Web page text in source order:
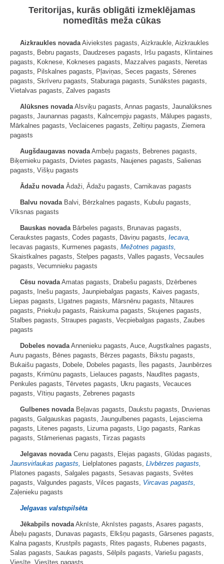
Teritorijas, kurās obligāti izmeklējamas
nomedītās meža cūkas
Aizkraukles novada Aiviekstes pagasts, Aizkraukle, Aizkraukles
pagasts, Bebru pagasts, Daudzeses pagasts, Iršu pagasts, Klintaines
pagasts, Koknese, Kokneses pagasts, Mazzalves pagasts, Neretas
pagasts, Pilskalnes pagasts, Pļaviņas, Seces pagasts, Sērenes
pagasts, Skrīveru pagasts, Staburaga pagasts, Sunākstes pagasts,
Vietalvas pagasts, Zalves pagasts
Alūksnes novada Alsviķu pagasts, Annas pagasts, Jaunalūksnes
pagasts, Jaunannas pagasts, Kalncempju pagasts, Mālupes pagasts,
Mārkalnes pagasts, Veclaicenes pagasts, Zeltiņu pagasts, Ziemera
pagasts
Augšdaugavas novada Ambeļu pagasts, Bebrenes pagasts,
Biķernieku pagasts, Dvietes pagasts, Naujenes pagasts, Salienas
pagasts, Višķu pagasts
Ādažu novada Ādaži, Ādažu pagasts, Carnikavas pagasts
Balvu novada Balvi, Bērzkalnes pagasts, Kubulu pagasts,
Vīksnas pagasts
Bauskas novada Bārbeles pagasts, Brunavas pagasts,
Ceraukstes pagasts, Codes pagasts, Dāviņu pagasts, Iecava,
Iecavas pagasts, Kurmenes pagasts, Mežotnes pagasts,
Skaistkalnes pagasts, Stelpes pagasts, Valles pagasts, Vecsaules
pagasts, Vecumnieku pagasts
Cēsu novada Amatas pagasts, Drabešu pagasts, Dzērbenes
pagasts, Inešu pagasts, Jaunpiebalgas pagasts, Kaives pagasts,
Liepas pagasts, Līgatnes pagasts, Mārsnēnu pagasts, Nītaures
pagasts, Priekuļu pagasts, Raiskuma pagasts, Skujenes pagasts,
Stalbes pagasts, Straupes pagasts, Vecpiebalgas pagasts, Zaubes
pagasts
Dobeles novada Annenieku pagasts, Auce, Augstkalnes pagasts,
Auru pagasts, Bēnes pagasts, Bērzes pagasts, Bikstu pagasts,
Bukaišu pagasts, Dobele, Dobeles pagasts, Īles pagasts, Jaunbērzes
pagasts, Krimūnu pagasts, Lielauces pagasts, Naudītes pagasts,
Penkules pagasts, Tērvetes pagasts, Ukru pagasts, Vecauces
pagasts, Vītiņu pagasts, Zebrenes pagasts
Gulbenes novada Beļavas pagasts, Daukstu pagasts, Druvienas
pagasts, Galgauskas pagasts, Jaungulbenes pagasts, Lejasciema
pagasts, Litenes pagasts, Lizuma pagasts, Līgo pagasts, Rankas
pagasts, Stāmerienas pagasts, Tirzas pagasts
Jelgavas novada Cenu pagasts, Elejas pagasts, Glūdas pagasts,
Jaunsvirlaukas pagasts,
Lielplatones pagasts, Līvbērzes pagasts,
Platones pagasts, Salgales pagasts, Sesavas pagasts, Svētes
pagasts, Valgundes pagasts, Vilces pagasts, Vircavas pagasts,
Zaļenieku pagasts
Jelgavas valstspilsēta
Jēkabpils novada Aknīste, Aknīstes pagasts, Asares pagasts,
Ābeļu pagasts, Dunavas pagasts, Elkšņu pagasts, Gārsenes pagasts,
Kalna pagasts, Krustpils pagasts, Rites pagasts, Rubenes pagasts,
Salas pagasts, Saukas pagasts, Sēlpils pagasts, Variešu pagasts,
Viesīte, Viesītes pagasts